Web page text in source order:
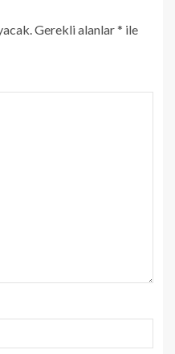
Gerekli alanlar* ile